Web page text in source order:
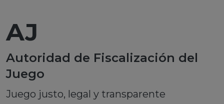
AJ
Autoridad de Fiscalización del
Juego
Juego justo, legal y transparente